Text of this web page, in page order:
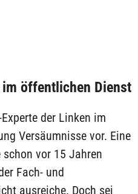
öffentlichen Dienst
der Linken im
Versäumnisse vor. Eine
vor 15 Jahren
Fach- und
ausreiche. Doch sei